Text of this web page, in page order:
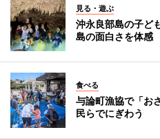
見る・遊ぶ
沖永良部島の子ど
島の面白さを体感
食べる
与論町漁協で「お
民らでにぎわう